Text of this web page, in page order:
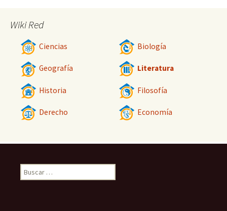
Wiki Red
Ciencias Biología
Geografía Literatura
Historia Filosofía
Derecho Economía
Buscar: